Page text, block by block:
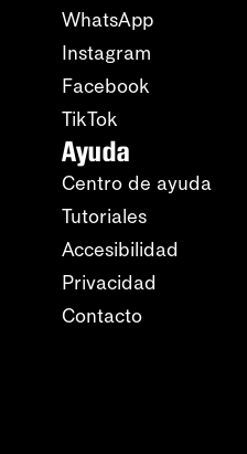
WhatsApp
Instagram
Facebook
TikTok
Ayuda
Centro de ayuda
Tutoriales
Accesibilidad
Privacidad
Contacto